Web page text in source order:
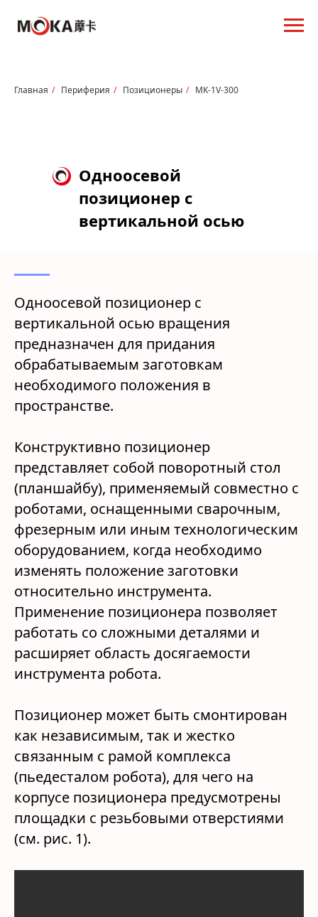
Главная / Периферия / Позиционеры / MK-1V-300
Одноосевой
позиционер с
вертикальной осью
Одноосевой позиционер с
вертикальной осью вращения
предназначен для придания
обрабатываемым заготовкам
необходимого положения в
пространстве.
Конструктивно позиционер
представляет собой поворотный стол
(планшайбу), применяемый совместно с
роботами, оснащенными сварочным,
фрезерным или иным технологическим
оборудованием, когда необходимо
изменять положение заготовки
относительно инструмента.
Применение позиционера позволяет
работать со сложными деталями и
расширяет область досягаемости
инструмента робота.
Позиционер может быть смонтирован
как независимым, так и жестко
связанным с рамой комплекса
(пьедесталом робота), для чего на
корпусе позиционера предусмотрены
площадки с резьбовыми отверстиями
(см. рис. 1).